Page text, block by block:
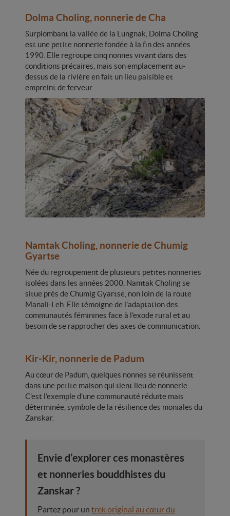
Dolma Choling, nonnerie de Cha
Surplombant la vallée de la Lungnak, Dolma Choling
est une petite nonnerie fondée à la fin des années
1990. Elle regroupe cinq nonnes vivant dans des
conditions précaires, mais son emplacement au-
dessus de la rivière en fait un lieu paisible et
empreint de ferveur.
Namtak Choling, nonnerie de Chumig
Gyartse
Née du regroupement de plusieurs petites nonneries
isolées dans les années 2000, Namtak Choling se
situe près de Chumig Gyartse, non loin de la route
Manali-Leh. Elle témoigne de l’adaptation des
communautés féminines face à l’exode rural et au
besoin de se rapprocher des axes de communication.
Kir-Kir, nonnerie de Padum
Au cœur de Padum, quelques nonnes se réunissent
dans une petite maison qui tient lieu de nonnerie.
C’est l’exemple d’une communauté réduite mais
déterminée, symbole de la résilience des moniales du
Zanskar.
Envie d’explorer ces monastères
et nonneries bouddhistes du
Zanskar ?
Partez pour un trek original au cœur du